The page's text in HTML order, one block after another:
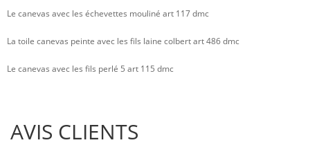
Le canevas avec les échevettes mouliné art 117 dmc
La toile canevas peinte avec les fils laine colbert art 486 dmc
Le canevas avec les fils perlé 5 art 115 dmc
AVIS CLIENTS